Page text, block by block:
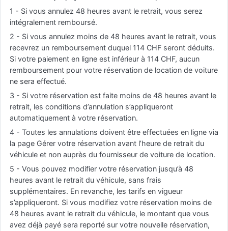
1 - Si vous annulez 48 heures avant le retrait, vous serez
intégralement remboursé.
2 - Si vous annulez moins de 48 heures avant le retrait, vous
recevrez un remboursement duquel 114 CHF seront déduits.
Si votre paiement en ligne est inférieur à 114 CHF, aucun
remboursement pour votre réservation de location de voiture
ne sera effectué.
3 - Si votre réservation est faite moins de 48 heures avant le
retrait, les conditions d’annulation s’appliqueront
automatiquement à votre réservation.
4 - Toutes les annulations doivent être effectuées en ligne via
la page Gérer votre réservation avant l’heure de retrait du
véhicule et non auprès du fournisseur de voiture de location.
5 - Vous pouvez modifier votre réservation jusqu’à 48
heures avant le retrait du véhicule, sans frais
supplémentaires. En revanche, les tarifs en vigueur
s’appliqueront. Si vous modifiez votre réservation moins de
48 heures avant le retrait du véhicule, le montant que vous
avez déjà payé sera reporté sur votre nouvelle réservation,